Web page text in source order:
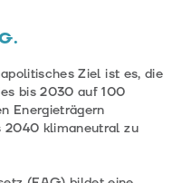
Ziel ist es, die
bis 2030 auf 100
Energieträgern
2040 klimaneutral zu